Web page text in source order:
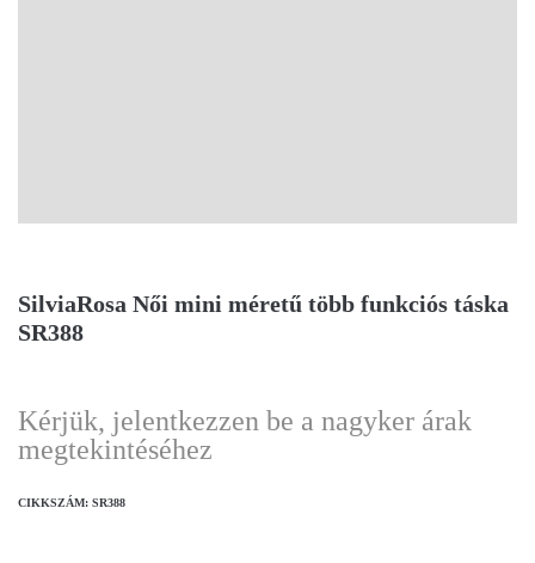
SilviaRosa Női mini méretű több funkciós táska
SR388
Kérjük, jelentkezzen be a nagyker árak
megtekintéséhez
CIKKSZÁM: SR388